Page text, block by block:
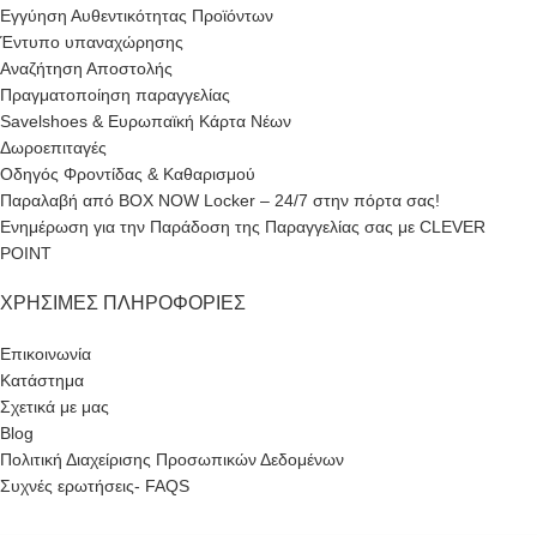
Εγγύηση Αυθεντικότητας Προϊόντων
Έντυπο υπαναχώρησης
Αναζήτηση Αποστολής
Πραγματοποίηση παραγγελίας
Savelshoes & Ευρωπαϊκή Κάρτα Νέων
Δωροεπιταγές
Οδηγός Φροντίδας & Καθαρισμού
Παραλαβή από BOX NOW Locker – 24/7 στην πόρτα σας!
Ενημέρωση για την Παράδοση της Παραγγελίας σας με CLEVER
POINT
ΧΡΉΣΙΜΕΣ ΠΛΗΡΟΦΟΡΊΕΣ
Επικοινωνία
Κατάστημα
Σχετικά με μας
Blog
Πολιτική Διαχείρισης Προσωπικών Δεδομένων
Συχνές ερωτήσεις- FAQS